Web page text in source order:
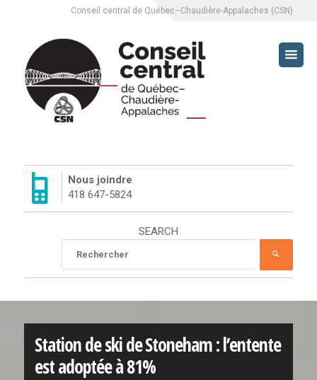
Conseil central de Québec–Chaudière-Appalaches (CSN)
Nous joindre
418 647-5824
SEARCH
Station de ski de Stoneham : l’entente
est adoptée à 81%
CCQCA
HISTORIQUE DU CCQCA
NOUS CONTACTER